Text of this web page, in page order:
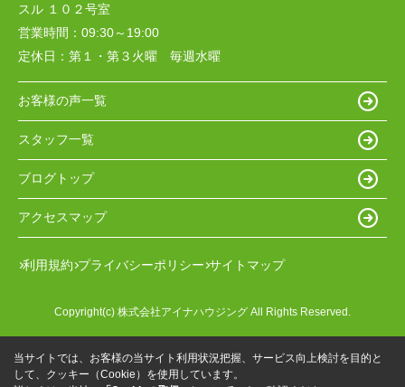
スル １０２号室
営業時間： 09:30～19:00
定休日： 第１・第３火曜 毎週水曜
お客様の声一覧
スタッフ一覧
ブログトップ
アクセスマップ
利用規約 プライバシーポリシー サイトマップ
Copyright(c) 株式会社アイナハウジング All Rights Reserved.
当サイトでは、お客様の当サイト利用状況把握、サービス向上検討を目的と
して、クッキー（Cookie）を使用しています。